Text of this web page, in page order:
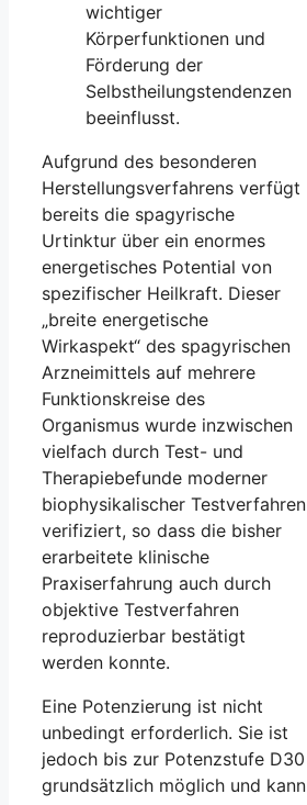
wichtiger
Körperfunktionen und
Förderung der
Selbstheilungstendenzen
beeinflusst.
Aufgrund des besonderen
Herstellungsverfahrens verfügt
bereits die spagyrische
Urtinktur über ein enormes
energetisches Potential von
spezifischer Heilkraft. Dieser
„breite energetische
Wirkaspekt“ des spagyrischen
Arzneimittels auf mehrere
Funktionskreise des
Organismus wurde inzwischen
vielfach durch Test- und
Therapiebefunde moderner
biophysikalischer Testverfahren
verifiziert, so dass die bisher
erarbeitete klinische
Praxiserfahrung auch durch
objektive Testverfahren
reproduzierbar bestätigt
werden konnte.
Eine Potenzierung ist nicht
unbedingt erforderlich. Sie ist
jedoch bis zur Potenzstufe D30
grundsätzlich möglich und kann